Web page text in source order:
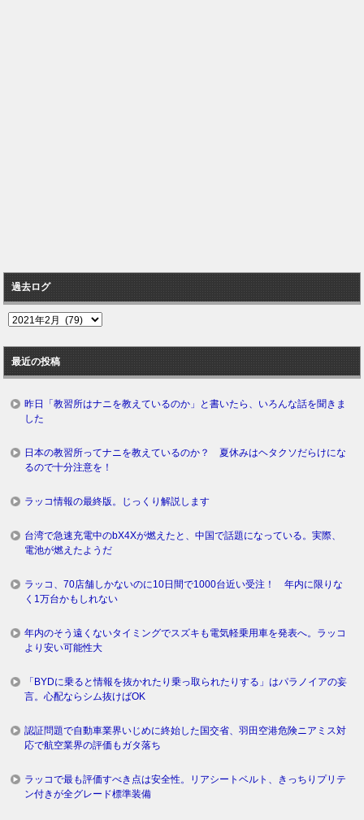
過去ログ
過
ロ
グ
最近の投稿
昨日「教習所はナニを教えているのか」と書いたら、いろんな話を聞きま
した
日本の教習所ってナニを教えているのか？ 夏休みはヘタクソだらけにな
るので十分注意を！
ラッコ情報の最終版。じっくり解説します
台湾で急速充電中のbX4Xが燃えたと、中国で話題になっている。実際、
電池が燃えたようだ
ラッコ、70店舗しかないのに10日間で1000台近い受注！ 年内に限りな
く1万台かもしれない
年内のそう遠くないタイミングでスズキも電気軽乗用車を発表へ。ラッコ
より安い可能性大
「BYDに乗ると情報を抜かれたり乗っ取られたりする」はパラノイアの妄
言。心配ならシム抜けばOK
認証問題で自動車業界いじめに終始した国交省、羽田空港危険ニアミス対
応で航空業界の評価もガタ落ち
ラッコで最も評価すべき点は安全性。リアシートベルト、きっちりプリテ
ン付きが全グレード標準装備